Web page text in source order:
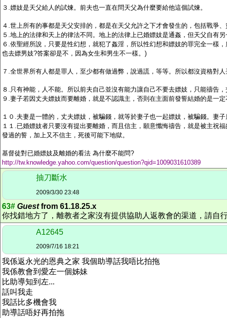
３ .嫖妓是天父給人的試煉。前夫也一直在問天父為什麼要給他這個試煉。
４ .世上所有的事都是天父安排的，都是在天父允許之下才會發生的，包括戰爭、
５ .地上的法律和天上的律法不同。地上的法律上已婚嫖妓是通姦，但天父自有另
６ .依聖經所說，只要是性幻想，就犯了姦淫，所以性幻想和嫖妓的罪完全一樣
也去嫖男妓?答案卻是不，因為女生和男生不一樣。 )
７ .全世界所有人都是罪人，至少都有做過弊，說過謊，等等。所以都沒資格對人
８ .只有神能，人不能。所以前夫自己並沒有能力讓自己不要去嫖妓，只能禱告
９ .妻子若因丈夫嫖妓而要離婚，就是不認識主，否則在主面前發誓結婚的是一
１０ .夫妻是一體的，丈夫嫖妓，被騙錢，就等於妻子也一起嫖妓，被騙錢。妻
１１ .已婚嫖妓者只要沒有提出要離婚，而且信主，願意懺悔禱告，就是被主祝
發過的誓，加上又不信主，死後可能下地獄。
基督徒對已婚嫖妓及離婚的看法 為什麼不能問?
http://tw.knowledge.yahoo.com/question/question?qid=1009031610389
抽刀斷水
2009/3/30 23:48
63# Guestfrom 61.18.25.x
你找錯地方了，離教者之家沒有提供協助人返教會的渠道，請自
A12645
2009/7/16 18:21
我係返永光的恩典之家 我個助導話我唔比拍拖
我係教會到愛左一個姊妹
比助導知到左...
話叫我走
我話比多機會我
助導話唔好再拍拖